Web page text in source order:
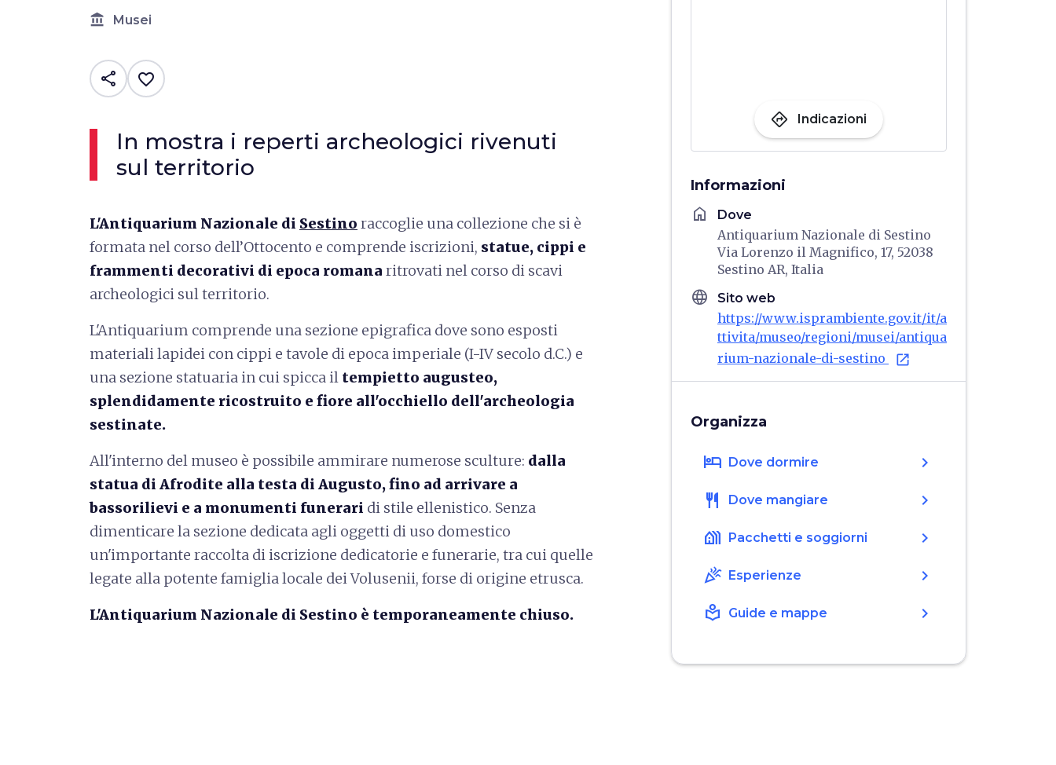
account_balance Musei
share favorite_border
In mostra i reperti archeologici rivenuti
sul territorio
L'Antiquarium Nazionale di Sestino raccoglie una collezione che si è
formata nel corso dell’Ottocento e comprende iscrizioni, statue, cippi e
frammenti decorativi di epoca romana ritrovati nel corso di scavi
archeologici sul territorio.
L'Antiquarium comprende una sezione epigrafica dove sono esposti
materiali lapidei con cippi e tavole di epoca imperiale (I-IV secolo d.C.) e
una sezione statuaria in cui spicca il tempietto augusteo,
splendidamente ricostruito e fiore all'occhiello dell'archeologia
sestinate.
All'interno del museo è possibile ammirare numerose sculture: dalla
statua di Afrodite alla testa di Augusto, fino ad arrivare a
bassorilievi e a monumenti funerari di stile ellenistico. Senza
dimenticare la sezione dedicata agli oggetti di uso domestico
un'importante raccolta di iscrizione dedicatorie e funerarie, tra cui quelle
legate alla potente famiglia locale dei Volusenii, forse di origine etrusca.
L'Antiquarium Nazionale di Sestino è temporaneamente chiuso.
directions Indicazioni
Informazioni
home Dove
Antiquarium Nazionale di Sestino
Via Lorenzo il Magnifico, 17, 52038
Sestino AR, Italia
language Sito web
https://www.isprambiente.gov.it/it/a
ttivita/museo/regioni/musei/antiqua
rium-nazionale-di-sestino
open_in_new
Organizza
hotel Dove dormire chevron_right
restaurant Dove mangiare chevron_right
holiday_village Pacchetti e soggiorni chevron_right
celebration Esperienze chevron_right
local_library Guide e mappe chevron_right